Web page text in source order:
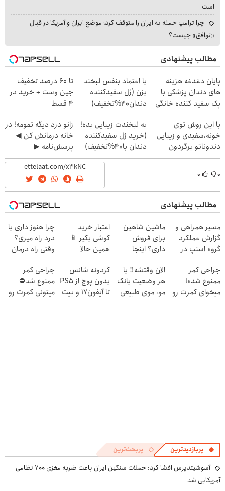
است
چرا ترامپ حمله به ایران را متوقف کرد؛ موضع ایران و آمریکا در قبال
«توافق» چیست؟
مطالب پیشنهادی
پایان دغدغه هزینه
های دندان پزشکی با
پک سفید کننده خانگی
با اعتماد بنفس لبخند
بزن (ژل سفیدکننده
دندان40%تخفیف)
تا 60 درصد تخفیف
جین وست + خرید در
4 قسط
با این روش توی
خونه،سفیدی و زیبایی
دندوناتو برگردون
(40%off)
به لبخندت زیبایی بده!
(خرید ژل سفیدکننده
دندان با40%تخفیف)
زانو درد دیگه تمومه! در
خانه درمانش کن ◀
پرسش‌نامه ▶
۰ ۰
مطالب پیشنهادی
مسیر همراهی و
گزارش عملکرد
گروه اسنپ در
ماشین شاهین
برای فروش
داری؟ اینجا
بفروش
اعتبار خرید
گوشی بگیر 📱
همین حالا
بده 🎯
چرا هنوز داری با
درد راه میری؟
وقتی راه درمان
جراحی کمر
ممنوع شده!
میخوای کمرت رو
الان وقتشه‼️ با
هر وضعیت بانک
مو، موی طبیعی
گردونه شانس
بدون پوچ از PS5
تا آیفون17 و بیت
جراحی کمر
ممنوع شد⛔
میتونی کمرت رو
پربازدیدترین پربحث‌ترین
آسوشیتدپرس افشا کرد: حملات سنگین ایران باعث ضربه مغزی ۷۰۰ نظامی
آمریکایی شد